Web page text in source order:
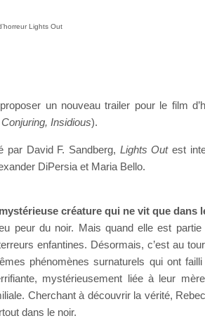
Lights Out
un nouveau trailer pour le film
Insidious).
par David F. Sandberg, Lights Outest
DiPersia et Maria Bello.
créature qui ne vit que dans
peur du noir. Mais quand elle est
enfantines. Désormais, c’est au
phénomènes surnaturels qui ont
mystérieusement liée à leur
Cherchant à découvrir la vérité,
dans le noir.